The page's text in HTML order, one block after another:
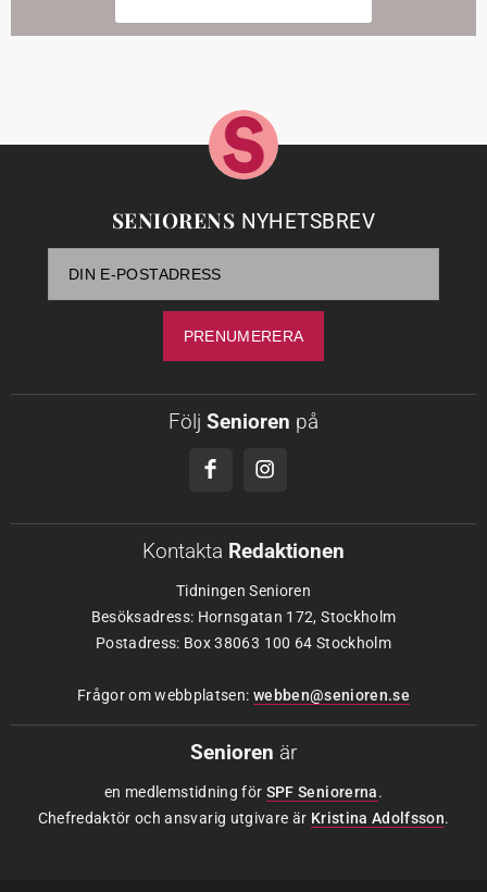
SENIORENS NYHETSBREV
Följ Senioren på
Kontakta Redaktionen
Tidningen Senioren
Besöksadress: Hornsgatan 172, Stockholm
Postadress: Box 38063 100 64 Stockholm
Frågor om webbplatsen: webben@senioren.se
Senioren är
en medlemstidning för SPF Seniorerna.
Chefredaktör och ansvarig utgivare är Kristina Adolfsson.